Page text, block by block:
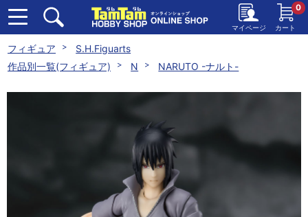
マイページ カート
0
フィギュア
S.H.Figuarts
作品別一覧(フィギュア)
N NARUTO -ナルト-